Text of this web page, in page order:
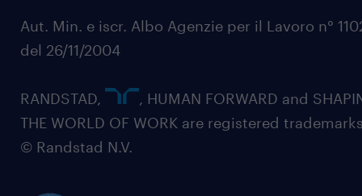
Aut. Min. e iscr. Albo Agenzie per il Lavoro n°
del 26/11/2004
RANDSTAD,
, HUMAN FORWARD and
THE WORLD OF WORK are registered
© Randstad N.V.